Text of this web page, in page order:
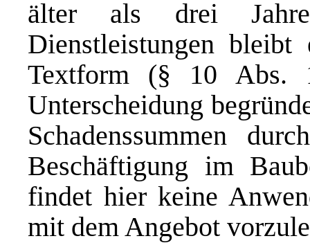
älter als drei
Dienstleistungen
Textform (§ 10
Unterscheidung
Schadenssummen
Beschäftigung im
findet hier keine
mit dem Angebot